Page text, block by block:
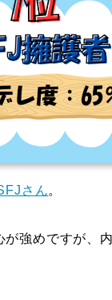
さん。
が強めですが、